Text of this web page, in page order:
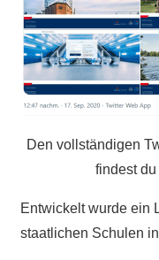
Den vollständigen
findest du
Entwickelt wurde ein
staatlichen Schulen